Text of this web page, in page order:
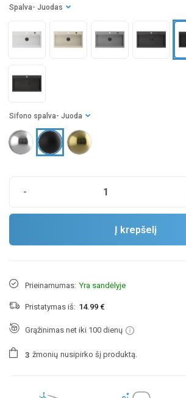
Spalva - Juodas
Sifono spalva - Juoda
-
Į krepšelį
Prieinamumas: Yra sandėlyje
Pristatymas iš: 14.99 €
Grąžinimas net iki 100 dienų
3 žmonių nusipirko šį produktą.